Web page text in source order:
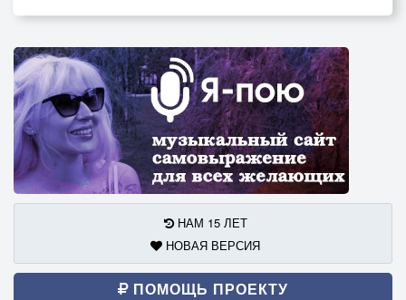
НАМ 15 ЛЕТ
НОВАЯ ВЕРСИЯ
ПОМОЩЬ ПРОЕКТУ